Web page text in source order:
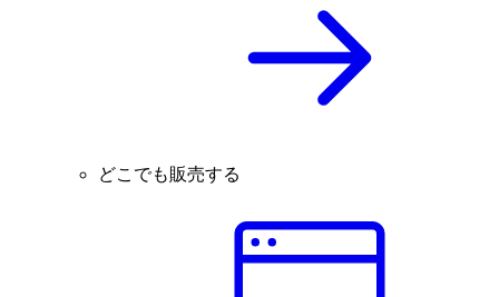
どこでも販売する